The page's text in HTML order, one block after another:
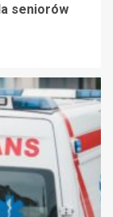
seniorów